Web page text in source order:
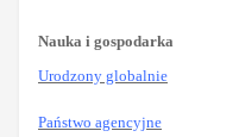
Nauka i gospodarka
Urodzony globalnie
Państwo agencyjne